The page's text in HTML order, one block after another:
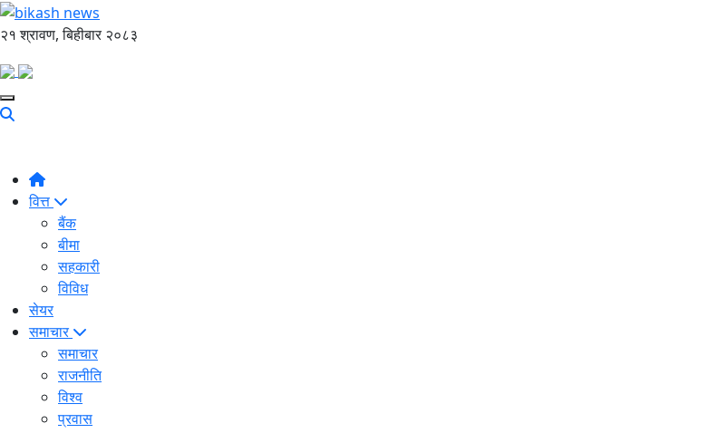
२१ श्रावण, बिहीबार २०८३
वित्त
बैंक
बीमा
सहकारी
विविध
सेयर
समाचार
समाचार
राजनीति
विश्व
प्रवास